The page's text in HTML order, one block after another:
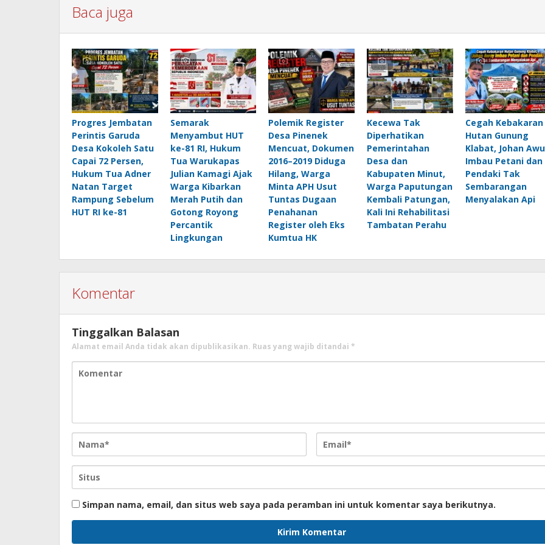
Baca juga
Progres Jembatan
Perintis Garuda
Desa Kokoleh Satu
Capai 72 Persen,
Hukum Tua Adner
Natan Target
Rampung Sebelum
HUT RI ke-81
Semarak
Menyambut HUT
ke-81 RI, Hukum
Tua Warukapas
Julian Kamagi Ajak
Warga Kibarkan
Merah Putih dan
Gotong Royong
Percantik
Lingkungan
Polemik Register
Desa Pinenek
Mencuat, Dokumen
2016–2019 Diduga
Hilang, Warga
Minta APH Usut
Tuntas Dugaan
Penahanan
Register oleh Eks
Kumtua HK
Kecewa Tak
Diperhatikan
Pemerintahan
Desa dan
Kabupaten Minut,
Warga Paputungan
Kembali Patungan,
Kali Ini Rehabilitasi
Tambatan Perahu
Cegah Kebakaran
Hutan Gunung
Klabat, Johan
Imbau Petani dan
Pendaki Tak
Sembarangan
Menyalakan Api
Komentar
Tinggalkan Balasan
Alamat email Anda tidak akan dipublikasikan. Ruas yang wajib ditandai *
Simpan nama, email, dan situs web saya pada peramban ini untuk komentar saya berikutnya.